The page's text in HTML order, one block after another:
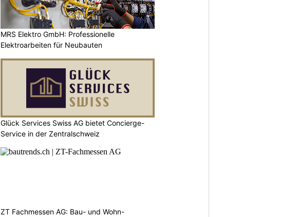
MRS Elektro GmbH: Professionelle
Elektroarbeiten für Neubauten
Glück Services Swiss AG bietet Concierge-
Service in der Zentralschweiz
ZT Fachmessen AG: Bau- und Wohn-